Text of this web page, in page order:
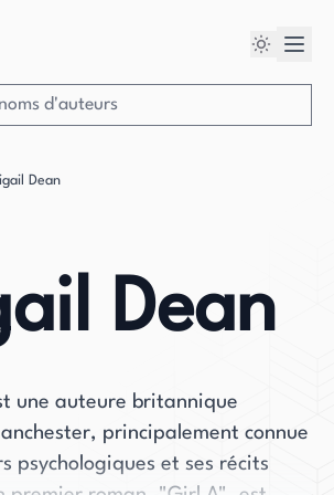
Dean
Dean
une auteure britannique
principalement connue
psychologiques et ses récits